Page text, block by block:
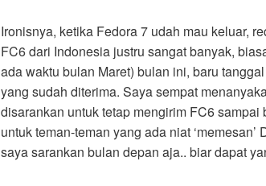
Ironisnya, ketika Fedora 7 udah mau keluar,
FC6 dari Indonesia justru sangat banyak,
ada waktu bulan Maret) bulan ini, baru
yang sudah diterima. Saya sempat
disarankan untuk tetap mengirim FC6 sampai
untuk teman-teman yang ada niat ‘memesan’
saya sarankan bulan depan aja.. biar dapat